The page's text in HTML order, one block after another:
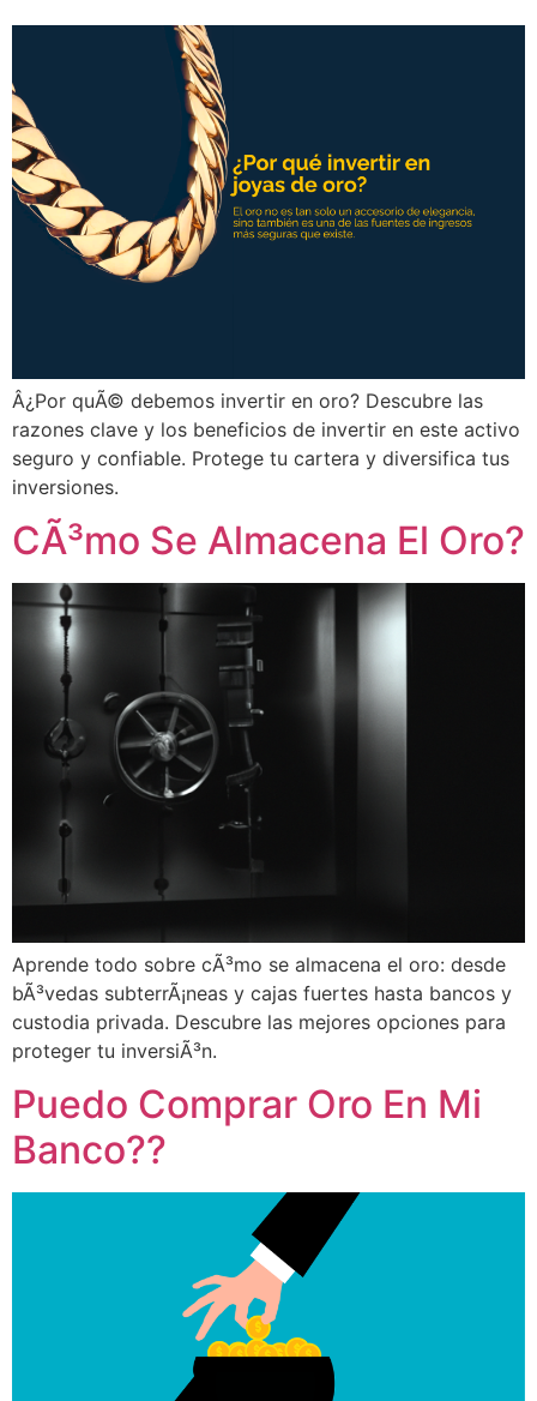
Â¿Por quÃ© debemos invertir en oro? Descubre las
razones clave y los beneficios de invertir en este activo
seguro y confiable. Protege tu cartera y diversifica tus
inversiones.
CÃ³mo Se Almacena El Oro?
Aprende todo sobre cÃ³mo se almacena el oro: desde
bÃ³vedas subterrÃ¡neas y cajas fuertes hasta bancos y
custodia privada. Descubre las mejores opciones para
proteger tu inversiÃ³n.
Puedo Comprar Oro En Mi
Banco??